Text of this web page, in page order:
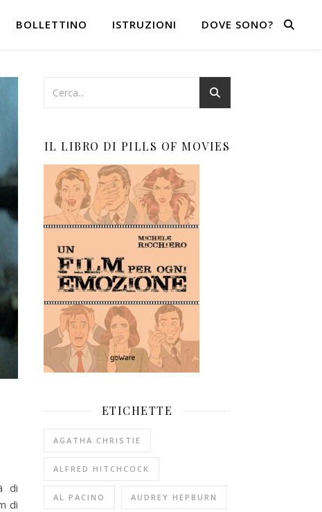
BOLLETTINO ISTRUZIONI DOVE SONO?
di
di
IL LIBRO DI PILLS OF MOVIES
ETICHETTE
AGATHA CHRISTIE
ALFRED HITCHCOCK
AL PACINO AUDREY HEPBURN